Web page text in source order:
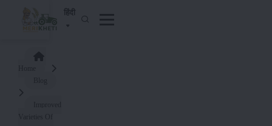
हिंदी